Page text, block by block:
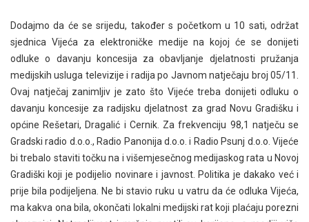
Dodajmo da će se srijedu, također s početkom u 10 sati, održat
sjednica Vijeća za elektroničke medije na kojoj će se donijeti
odluke o davanju koncesija za obavljanje djelatnosti pružanja
medijskih usluga televizije i radija po Javnom natječaju broj 05/11.
Ovaj natječaj zanimljiv je zato što Vijeće treba donijeti odluku o
davanju koncesije za radijsku djelatnost za grad Novu Gradišku i
općine Rešetari, Dragalić i Cernik. Za frekvenciju 98,1 natječu se
Gradski radio d.o.o., Radio Panonija d.o.o. i Radio Psunj d.o.o. Vijeće
bi trebalo staviti točku na i višemjesečnog medijaskog rata u Novoj
Gradiški koji je podijelio novinare i javnost. Politika je dakako već i
prije bila podijeljena. Ne bi stavio ruku u vatru da će odluka Vijeća,
ma kakva ona bila, okončati lokalni medijski rat koji plaćaju porezni